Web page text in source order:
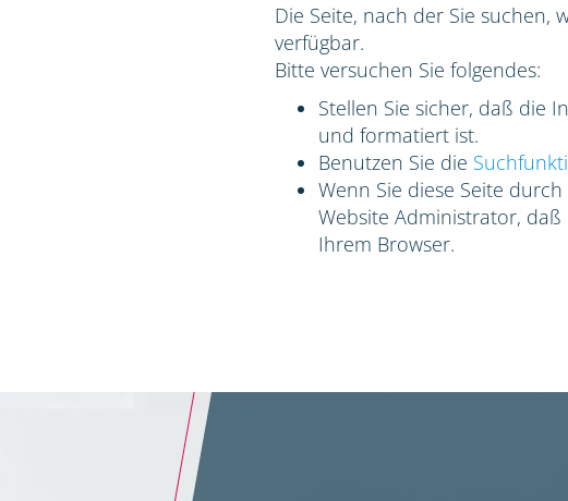
Die Seite, nach der Sie
verfügbar.
Bitte versuchen Sie folgendes:
Stellen Sie sicher, daß die
und formatiert ist.
Benutzen Sie die
Wenn Sie diese Seite
Website Administrator,
Ihrem Browser.